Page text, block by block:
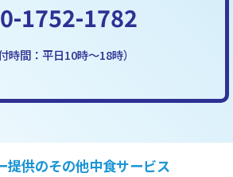
1752-1782
時間：平日10時～18時）
提供のその他中食サービス